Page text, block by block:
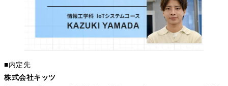
■内定先
株式会社キッツ